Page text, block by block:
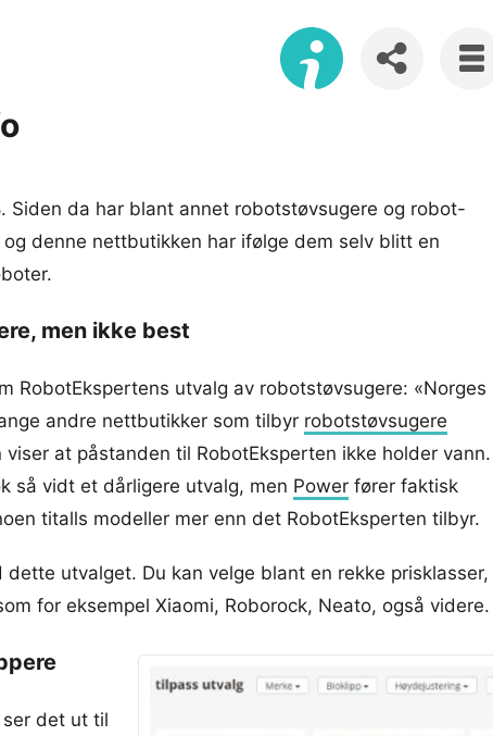
Siden da har blant annet robotstøvsugere og robot-
denne nettbutikken har ifølge dem selv blitt en
men ikke best
RobotEkspertens utvalg av robotstøvsugere: «Norges
andre nettbutikker som tilbyr robotstøvsugere
at påstanden til RobotEksperten ikke holder vann.
så vidt et dårligere utvalg, men Power fører faktisk
titalls modeller mer enn det RobotEksperten tilbyr.
utvalget. Du kan velge blant en rekke prisklasser,
for eksempel Xiaomi, Roborock, Neato, også videre.
ser det ut til